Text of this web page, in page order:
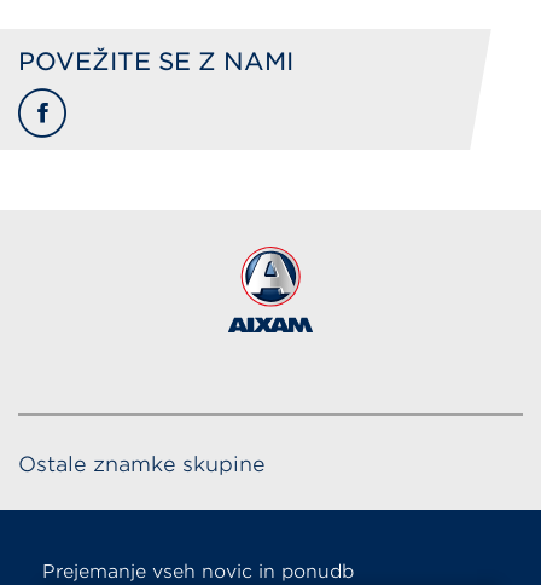
povežite se z nami
Ostale znamke skupine
Prejemanje vseh novic in ponudb